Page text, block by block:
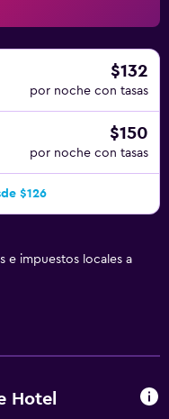
$132
por noche con tasas
$150
por noche con tasas
$126
e impuestos locales a
Hotel